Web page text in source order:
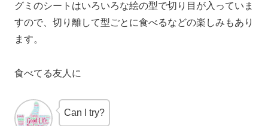
グミのシートはいろいろな絵の型で切り目が入っていま
すので、切り離して型ごとに食べるなどの楽しみもあり
ます。
食べてる友人に
Can I try?